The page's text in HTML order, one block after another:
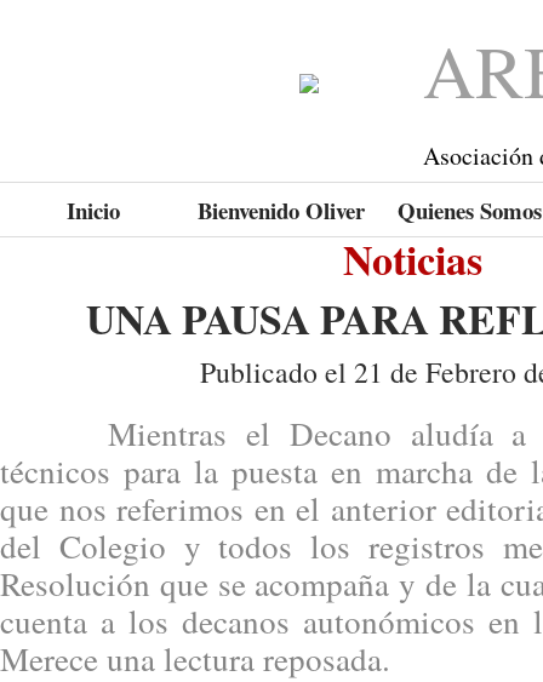
Asociación
Inicio
Bienvenido Oliver Quienes Somos
Noticias
UNA PAUSA PARA
Publicado el 21 de Febrero
Mientras el Decano aludía a
técnicos para la puesta en marcha
que nos referimos en el anterior
del Colegio y todos los registros
Resolución que se acompaña y de la
cuenta a los decanos autonómicos en
Merece una lectura reposada.